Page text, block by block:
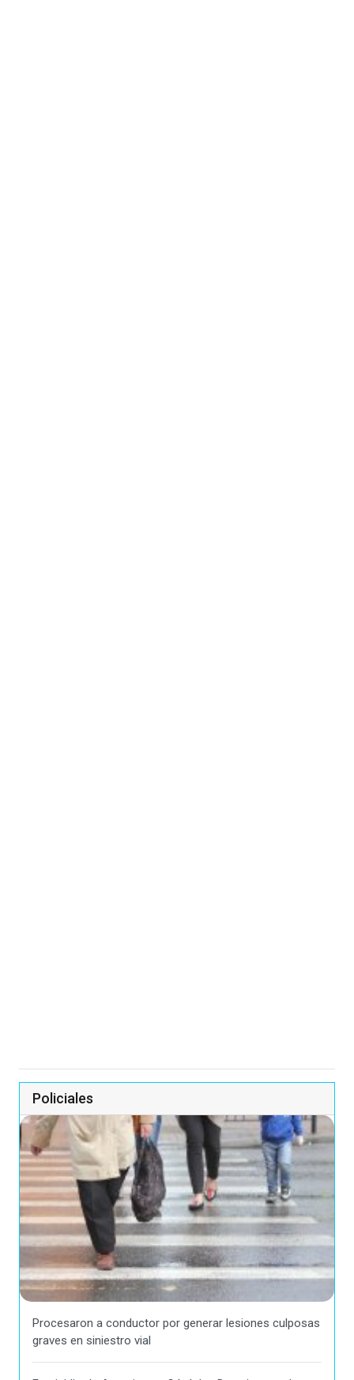
Policiales
Procesaron a conductor por generar lesiones culposas
graves en siniestro vial